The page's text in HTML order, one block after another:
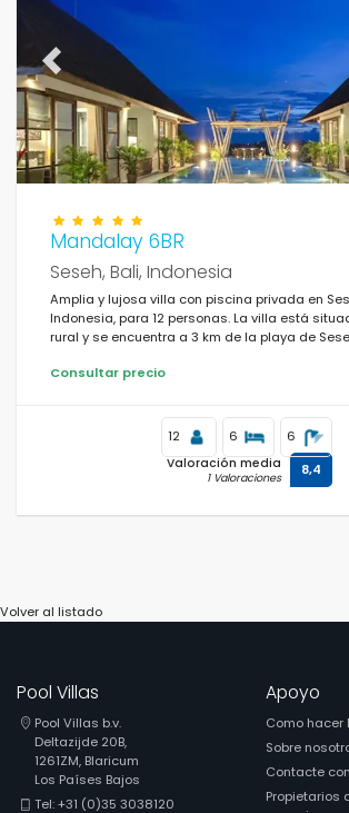
Confort
Servicios
Vistas
Suplementario
Previous
Mandalay 6BR
Seseh, Bali, Indonesia
Amplia y lujosa villa con piscina privada en
Indonesia, para 12 personas. La villa está
rural y se encuentra a 3 km de la playa de
Consultar precio
12 6 6
Valoración media
1 Valoraciones 8,4
Volver al listado
Pool Villas
Pool Villas b.v.
Deltazijde 20B,
1261ZM, Blaricum
Los Países Bajos
Tel: +31 (0)35 3038120
Apoyo
Como hacer
Sobre
Contacte
Propietarios